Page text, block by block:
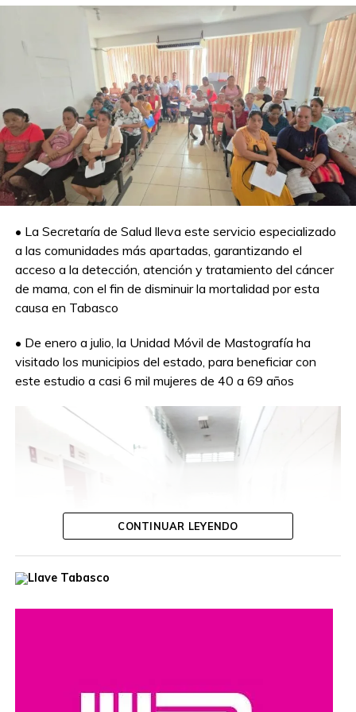
Impulsa gobierno de Ovidio Peralta mayores
y mejores espacios para el bienestar
• La Secretaría de Salud lleva este servicio especializado
a las comunidades más apartadas, garantizando el
acceso a la detección, atención y tratamiento del cáncer
de mama, con el fin de disminuir la mortalidad por esta
causa en Tabasco
• De enero a julio, la Unidad Móvil de Mastografía ha
visitado los municipios del estado, para beneficiar con
este estudio a casi 6 mil mujeres de 40 a 69 años
CONTINUAR LEYENDO